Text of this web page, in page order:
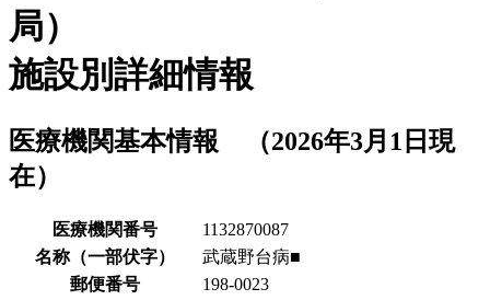
局）
施設別詳細情報
医療機関基本情報 （2026年3月1日現
在）
医療機関番号
1132870087
名称（一部伏字）
武蔵野台病■
郵便番号
198-0023